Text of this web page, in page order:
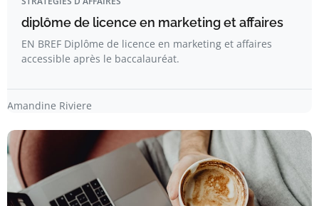
diplôme de licence en marketing et affaires
EN BREF Diplôme de licence en marketing et affaires
accessible après le baccalauréat.
Amandine Riviere